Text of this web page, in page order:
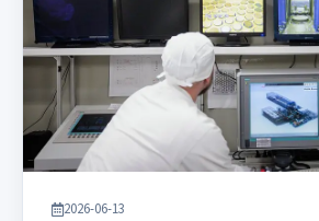
2026-06-13